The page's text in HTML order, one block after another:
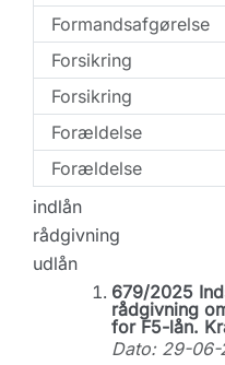
Formandsafgørelse
Forsikring
Forsikring
Forældelse
Forældelse
indlån
rådgivning
udlån
679/2025
rådgivning
for F5-lån.
Dato: 29-06-